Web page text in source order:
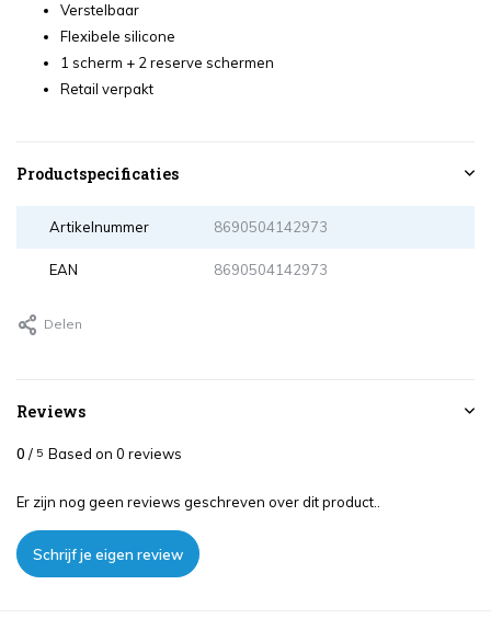
Verstelbaar
Flexibele silicone
1 scherm + 2 reserve schermen
Retail verpakt
Productspecificaties
Artikelnummer 8690504142973
EAN 8690504142973
Delen
Reviews
0 / 5 Based on 0 reviews
Er zijn nog geen reviews geschreven over dit product..
Schrijf je eigen review